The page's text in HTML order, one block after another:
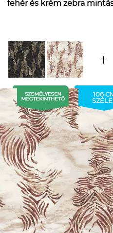
fehér és krém zebra
106